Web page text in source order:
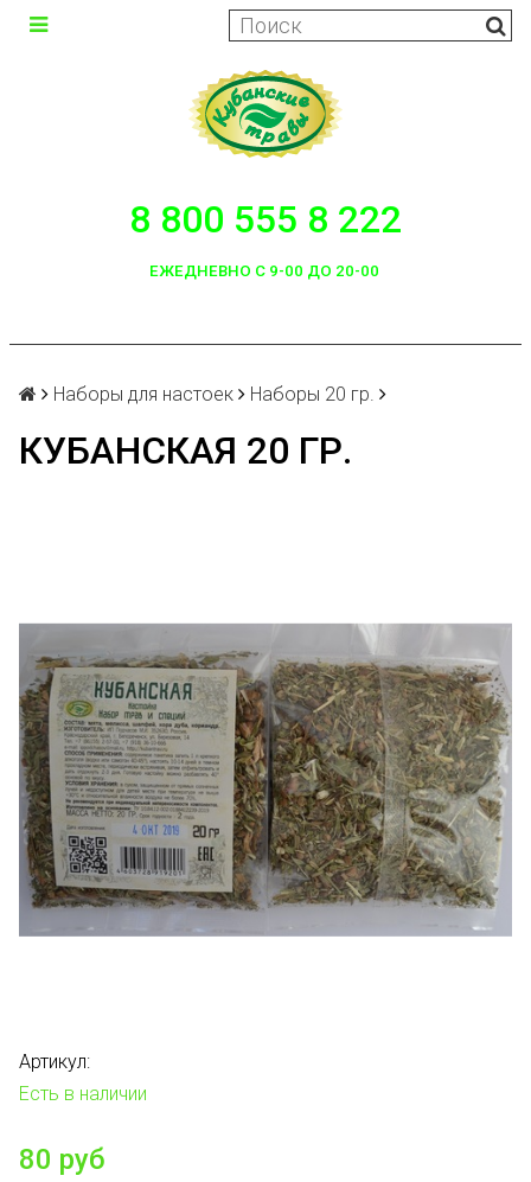
8 800 555 8 222
ЕЖЕДНЕВНО С 9-00 ДО 20-00
Наборы для настоек Наборы 20 гр.
КУБАНСКАЯ 20 ГР.
Артикул:
Есть в наличии
80 руб